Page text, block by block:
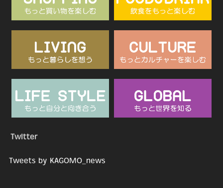
Twitter
Tweets by KAGOMO_news